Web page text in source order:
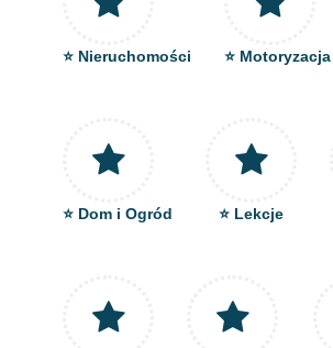
⭐ Nieruchomości ⭐ Motoryzacja
⭐ Dom i Ogród ⭐ Lekcje